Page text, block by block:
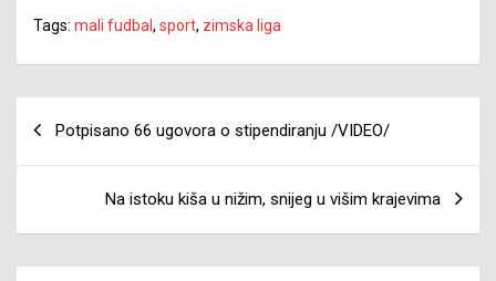
Tags: mali fudbal , sport, zimska liga
članaka
Potpisano 66 ugovora o stipendiranju /VIDEO/
Na istoku kiša u nižim, snijeg u višim krajevima